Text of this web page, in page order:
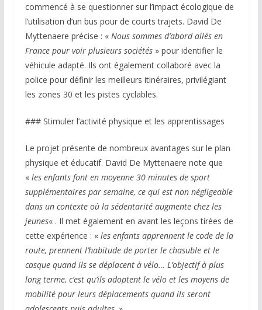
commencé à se questionner sur l’impact écologique de
l’utilisation d’un bus pour de courts trajets. David De
Myttenaere précise : « Nous sommes d’abord allés en
France pour voir plusieurs sociétés» pour identifier le
véhicule adapté. Ils ont également collaboré avec la
police pour définir les meilleurs itinéraires, privilégiant
les zones 30 et les pistes cyclables.
### Stimuler l’activité physique et les apprentissages
Le projet présente de nombreux avantages sur le plan
physique et éducatif. David De Myttenaere note que
« les enfants font en moyenne 30 minutes de sport
supplémentaires par semaine, ce qui est non négligeable
dans un contexte où la sédentarité augmente chez les
jeunes« . Il met également en avant les leçons tirées de
cette expérience : « les enfants apprennent le code de la
route, prennent l’habitude de porter le chasuble et le
casque quand ils se déplacent à vélo… L’objectif à plus
long terme, c’est qu’ils adoptent le vélo et les moyens de
mobilité pour leurs déplacements quand ils seront